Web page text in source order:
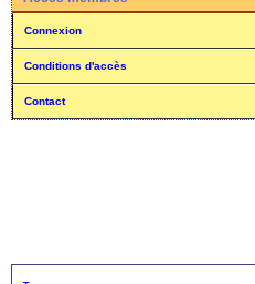
Connexion
Conditions d'accès
Contact